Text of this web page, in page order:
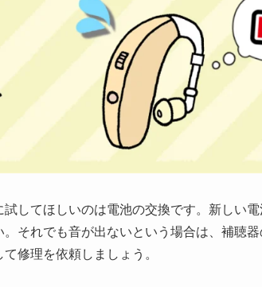
してほしいのは電池の交換です。新しい
それでも音が出ないという場合は、補聴
修理を依頼しましょう。